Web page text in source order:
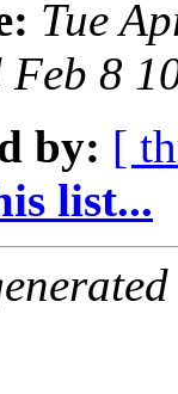
Tue
Feb 8
by: [
list...